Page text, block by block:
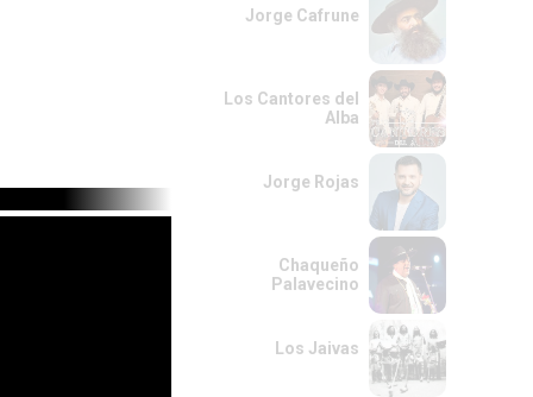
Jorge Cafrune
Los Cantores del
Alba
Jorge Rojas
Chaqueño
Palavecino
Los Jaivas